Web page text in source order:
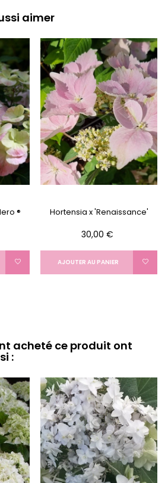
aimer
® Hortensia x 'Renaissance'
Prix
30,00 €
AJOUTER AU PANIER
acheté ce produit ont
: